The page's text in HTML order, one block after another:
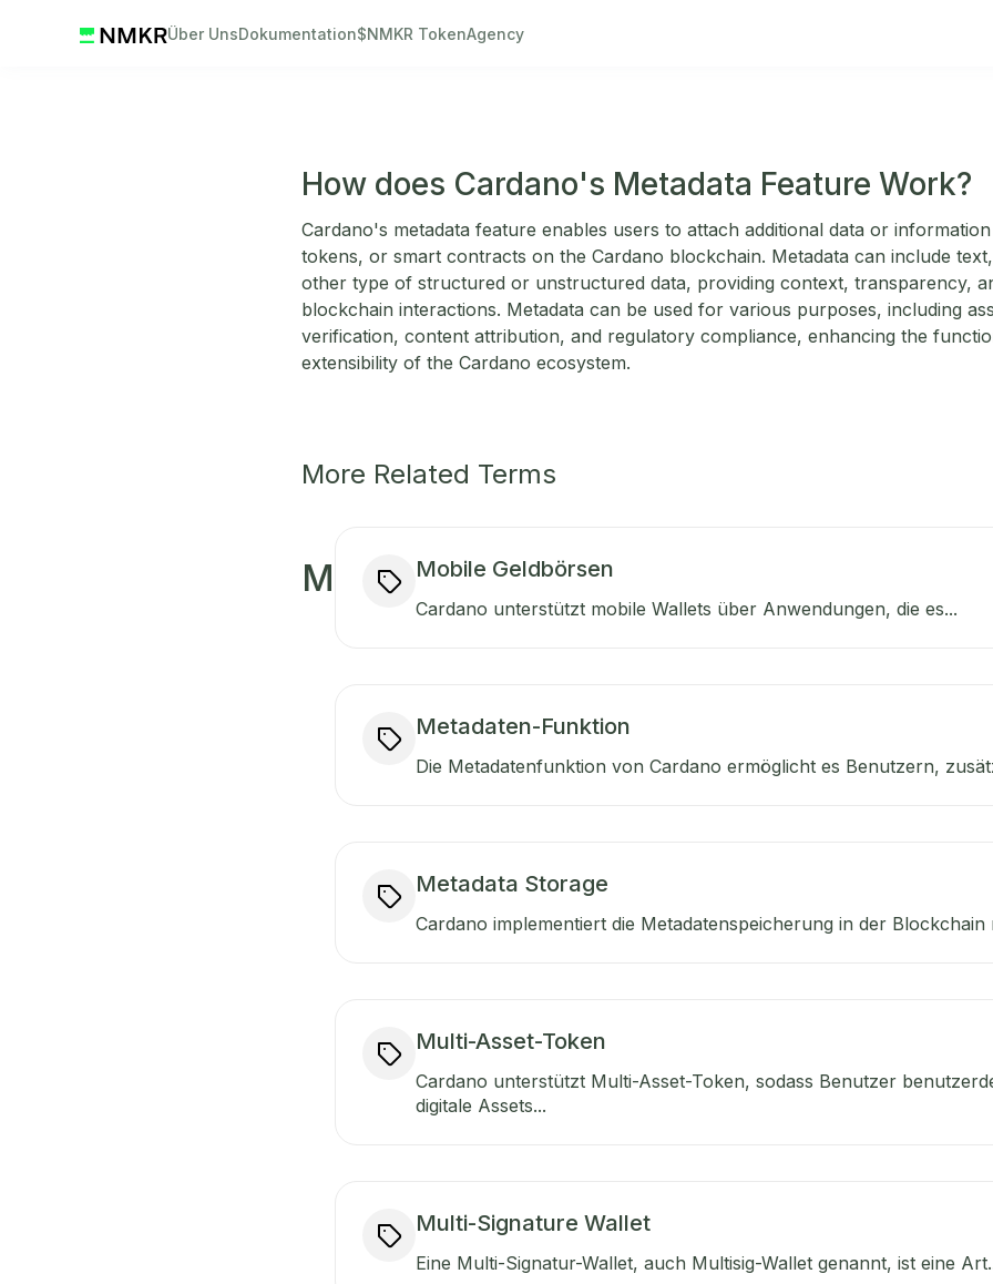
Über UnsDokumentation$NMKR TokenAgency
How does Cardano's Metadata Feature Work?
Cardano's metadata feature enables users to attach additional data or
tokens, or smart contracts on the Cardano blockchain. Metadata can include
other type of structured or unstructured data, providing context, transparency,
blockchain interactions. Metadata can be used for various purposes, including
verification, content attribution, and regulatory compliance, enhancing the
extensibility of the Cardano ecosystem.
More Related Terms
M Mobile Geldbörsen
Cardano unterstützt mobile Wallets über Anwendungen, die es...
Metadaten-Funktion
Die Metadatenfunktion von Cardano ermöglicht es Benutzern,
Metadata Storage
Cardano implementiert die Metadatenspeicherung in der Blockchain
Multi-Asset-Token
Cardano unterstützt Multi-Asset-Token, sodass Benutzer
digitale Assets...
Multi-Signature Wallet
Eine Multi-Signatur-Wallet, auch Multisig-Wallet genannt, ist eine